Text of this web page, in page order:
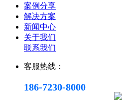
案例分享
解决方案
新闻中心
关于我们
联系我们
客服热线：
186-7230-8000